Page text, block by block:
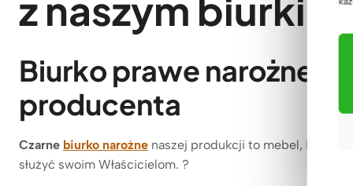
Biurko prawe narożne
producenta
Czarne biurko narożne naszej produkcji to mebel, który
służyć swoim Właścicielom. ?